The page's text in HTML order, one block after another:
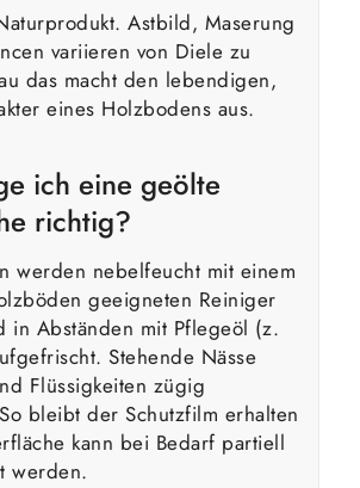
Astbild, Maserung
variieren von Diele zu
das macht den lebendigen,
eines Holzbodens aus.
ich eine geölte
richtig?
werden nebelfeucht mit einem
geeigneten Reiniger
in Abständen mit Pflegeöl (z.
Stehende Nässe
Flüssigkeiten zügig
bleibt der Schutzfilm erhalten
kann bei Bedarf partiell
werden.